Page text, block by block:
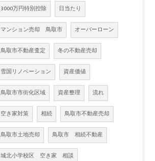
3000万円特別控除 日当たり
マンション売却 鳥取市 オーバーローン
鳥取市不動産査定 冬の不動産売却
雪国リノベーション 資産価値
鳥取市市街化区域 資産整理 流れ
空き家対策 相続 鳥取市不動産売却
鳥取市土地売却 鳥取市 相続不動産
城北小学校区 空き家 相談